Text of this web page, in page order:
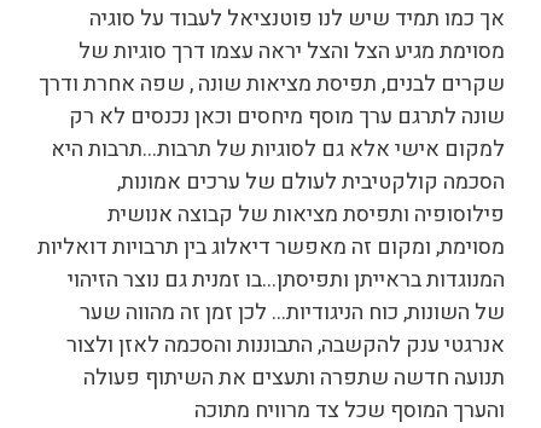
אך כמו תמיד שיש לנו פוטנציאל לעבוד על סוגיה
מסוימת מגיע הצל והצל יראה עצמו דרך סוגיות של
שקרים לבנים, תפיסת מציאות שונה , שפה אחרת ודרך
שונה לתרגם ערך מוסף מיחסים וכאן נכנסים לא רק
למקום אישי אלא גם לסוגיות של תרבות…תרבות היא
הסכמה קולקטיבית לעולם של ערכים אמונות,
פילוסופיה ותפיסת מציאות של קבוצה אנושית
מסוימת, ומקום זה מאפשר דיאלוג בין תרבויות דואליות
המנוגדות בראייתן ותפיסתן…בו זמנית גם נוצר הזיהוי
של השונות, כוח הניגודיות… לכן זמן זה מהווה שער
אנרגטי ענק להקשבה, התבוננות והסכמה לאזן ולצור
תנועה חדשה שתפרה ותעצים את השיתוף פעולה
והערך המוסף שכל צד מרוויח מתוכה